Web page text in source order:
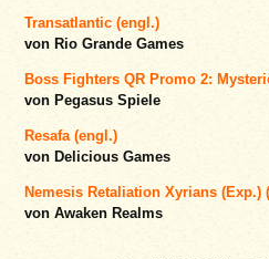
Transatlantic (engl.)
von Rio Grande Games
Boss Fighters QR Promo 2:
von Pegasus Spiele
Resafa (engl.)
von Delicious Games
Nemesis Retaliation Xyrians (Exp.)
von Awaken Realms